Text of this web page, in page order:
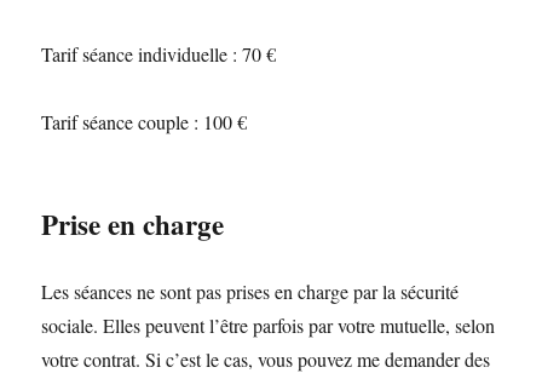
Tarif séance individuelle : 70 €
Tarif séance couple : 100 €
Prise en charge
Les séances ne sont pas prises en charge par la sécurité
sociale. Elles peuvent l’être parfois par votre mutuelle, selon
votre contrat. Si c’est le cas, vous pouvez me demander des